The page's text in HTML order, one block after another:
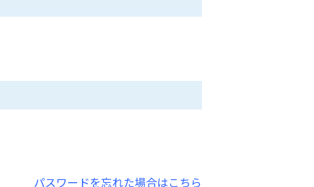
パスワードを忘れた場合はこちら